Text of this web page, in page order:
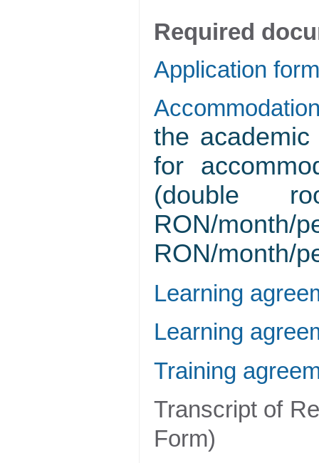
Required
Application form
the
for
(double
RON/month/
RON/month/
Learning
Learning
Training
Transcript of
Form)